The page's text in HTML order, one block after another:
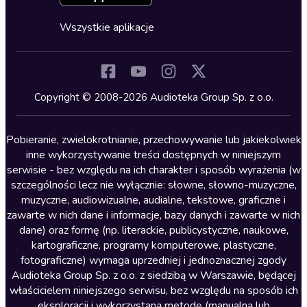
Kryminały
Lektury szkolne
Literatura anglojęzyczna
Literatura faktu
Literatura obyczajowa
Literatura piękna obca
Literatura piękna polska
Nagrania relaksacyjne
Nauka języków
Nauki humanistyczne
Cykle audiobooków
Wszystkie aplikacje
Copyright © 2008-2026 Audioteka Group Sp. z o.o.
Pobieranie, zwielokrotnianie, przechowywanie lub jakiekolwiek
inne wykorzystywanie treści dostępnych w niniejszym
serwisie - bez względu na ich charakter i sposób wyrażenia (w
szczególności lecz nie wyłącznie: słowne, słowno-muzyczne,
muzyczne, audiowizualne, audialne, tekstowe, graficzne i
zawarte w nich dane i informacje, bazy danych i zawarte w nich
dane) oraz formę (np. literackie, publicystyczne, naukowe,
kartograficzne, programy komputerowe, plastyczne,
fotograficzne) wymaga uprzedniej i jednoznacznej zgody
Audioteka Group Sp. z o.o. z siedzibą w Warszawie, będącej
właścicielem niniejszego serwisu, bez względu na sposób ich